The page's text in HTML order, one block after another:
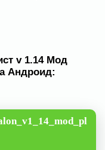
v 1.14 Мод
Андроид: